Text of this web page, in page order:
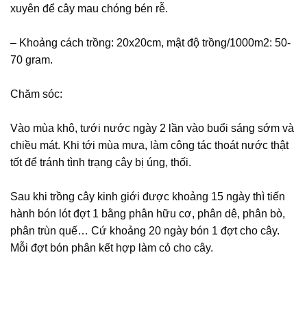
xuyên để cây mau chóng bén rễ.
– Khoảng cách trồng: 20x20cm, mật độ trồng/1000m2: 50-
70 gram.
Chăm sóc:
Vào mùa khô, tưới nước ngày 2 lần vào buổi sáng sớm và
chiều mát. Khi tới mùa mưa, làm công tác thoát nước thật
tốt để tránh tình trạng cây bị úng, thối.
Sau khi trồng cây kinh giới được khoảng 15 ngày thì tiến
hành bón lót đợt 1 bằng phân hữu cơ, phân dê, phân bò,
phân trùn quế… Cứ khoảng 20 ngày bón 1 đợt cho cây.
Mỗi đợt bón phân kết hợp làm cỏ cho cây.